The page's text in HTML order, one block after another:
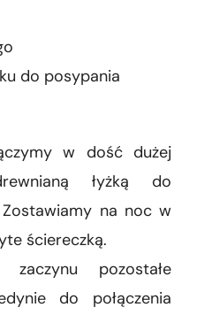
do posypania
w dość dużej
łyżką do
Zostawiamy na noc w
ściereczką.
pozostałe
do połączenia